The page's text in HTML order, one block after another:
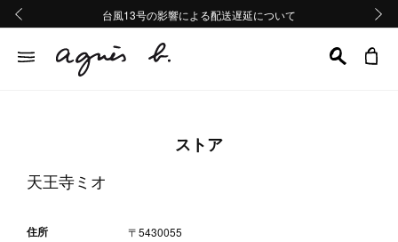
熊本地域地震の影響による配送遅延について
Summer Sale 2buy10%OFF!!
台風13号の影響による配送遅延について
熊本地域地震の影響による配送遅延について
Summer Sale 2buy10%OFF!!
ストア
天王寺ミオ
住所
〒5430055